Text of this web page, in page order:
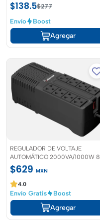
Clip para cinturón
$138.5$277
Envío Boost
Agregar
REGULADOR DE VOLTAJE
AUTOMÁTICO 2000VA/1000W 8
contactos Ablerex
$629 MXN
4.0
Envío Gratis Boost
Agregar